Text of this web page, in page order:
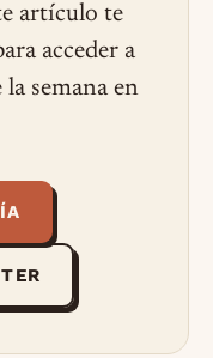
artículo te
acceder a
semana en